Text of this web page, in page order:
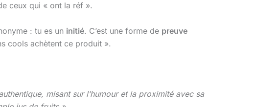
ceux qui « ont la réf ».
: tu es un initié. C’est une forme de preuve
cools achètent ce produit ».
misant sur l’humour et la proximité avec sa